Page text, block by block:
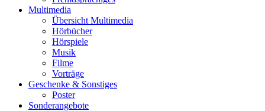
Multimedia
Übersicht Multimedia
Hörbücher
Hörspiele
Musik
Filme
Vorträge
Geschenke & Sonstiges
Poster
Sonderangebote